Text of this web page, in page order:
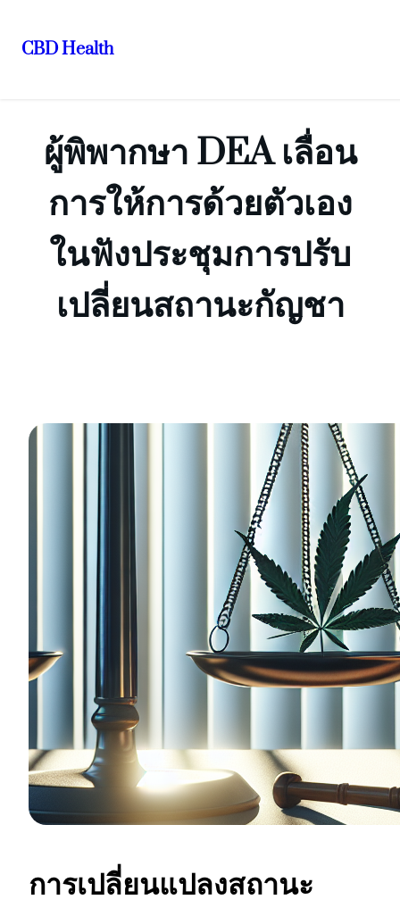
เนื้อหา
CBD Health
ผู้พิพากษา DEA เลื่อน
การให้การด้วยตัวเอง
ในฟังประชุมการปรับ
เปลี่ยนสถานะกัญชา
การเปลี่ยนแปลงสถานะ